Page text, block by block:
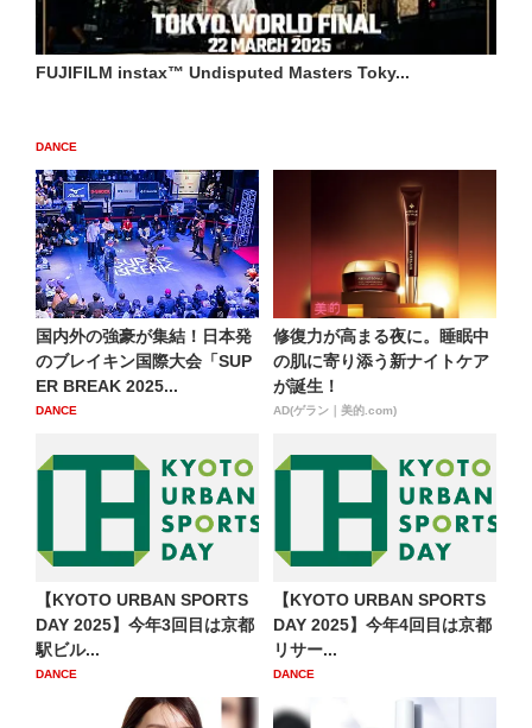
FUJIFILM instax™ Undisputed Masters Toky...
DANCE
国内外の強豪が集結！日本発
のブレイキン国際大会「SUP
ER BREAK 2025...
DANCE
修復力が高まる夜に。睡眠中
の肌に寄り添う新ナイトケア
が誕生！
AD(ゲラン｜美的.com)
【KYOTO URBAN SPORTS
DAY 2025】今年3回目は京都
駅ビル...
DANCE
【KYOTO URBAN SPORTS
DAY 2025】今年4回目は京都
リサー...
DANCE